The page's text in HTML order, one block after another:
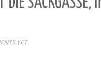
YET